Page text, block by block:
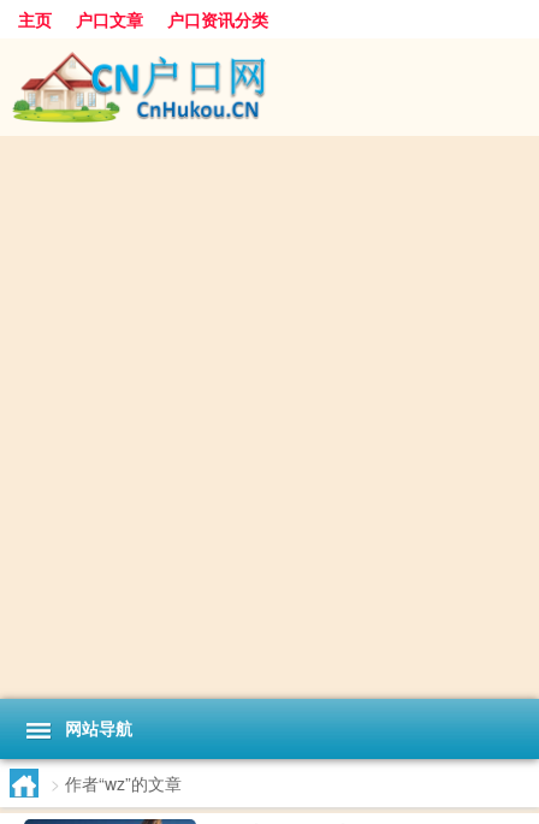
主页 户口文章 户口资讯分类
网站导航
> 作者“wz”的文章